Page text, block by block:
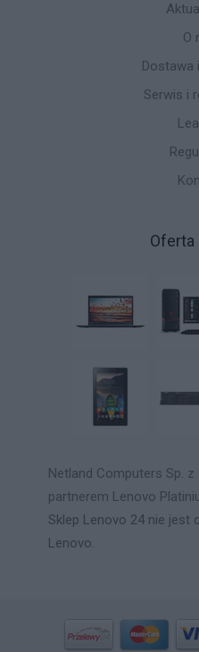
O
Dostawa
Serwis i
Oferta
Netland Computers Sp.
partnerem Lenovo
Sklep Lenovo 24 nie jest
Lenovo.